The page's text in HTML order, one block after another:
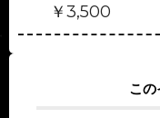
￥3,500
こ